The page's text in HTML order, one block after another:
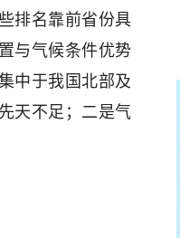
排名靠前省份具
与气候条件优势
中于我国北部及
天不足；二是气